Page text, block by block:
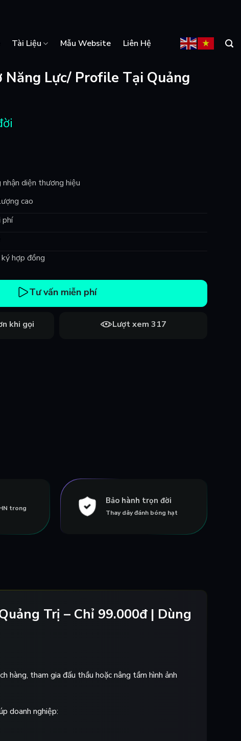
Tài Liệu Mẫu Website Liên Hệ
Năng Lực/ Profile Tại Quảng
diện thương hiệu
cao
phí
hợp đồng
Tư vấn miễn phí
khi gọi Lượt xem 317
trong
Bảo hành trọn đời
Thay dây đánh bóng hạt
Trị – Chỉ 99.000đ | Dùng
hàng, tham gia đấu thầu hoặc nâng tầm hình ảnh
doanh nghiệp: